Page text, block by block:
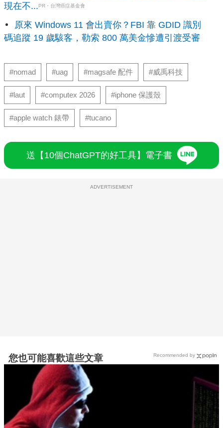
現在不...PR・台灣癌症基金會
原來 Windows 11 會出賣你？FBI 靠 GDID 識別
碼追蹤 19 歲駭客，勒索 800 萬美金慘遭引渡受審
#nomad #uag #magsafe 配件 #威禹科技
#laut #computex 2026 #iphone 保護殼
#apple watch 錶帶 #tucano
送【10個ChatGPT的好工具】電子書
ADVERTISEMENT
您也可能喜歡這些文章 Recommended by